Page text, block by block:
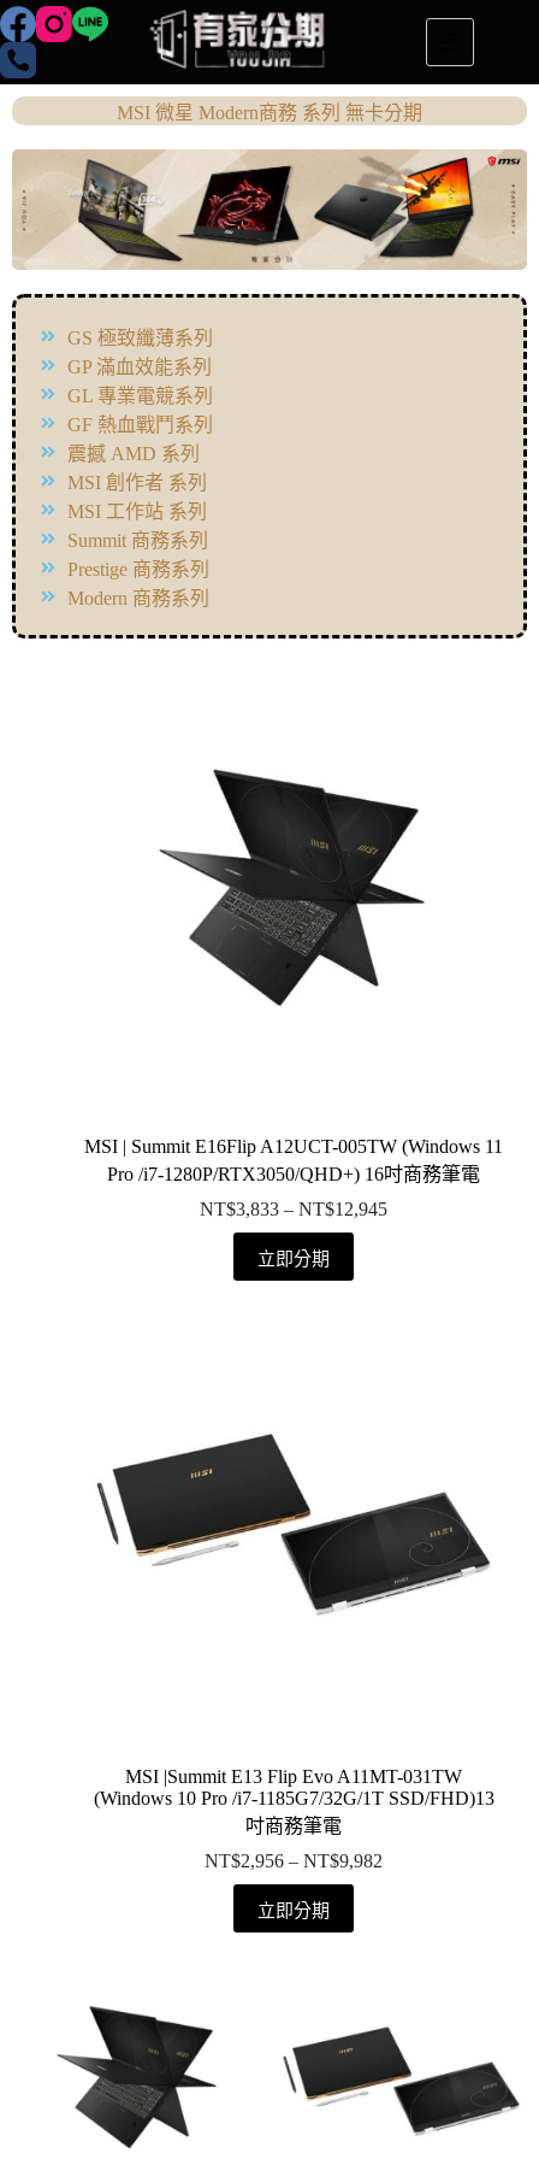
MSI 微星 Modern商務 系列 無卡分期
GS 極致纖薄系列
GP 滿血效能系列
GL 專業電競系列
GF 熱血戰鬥系列
震撼 AMD 系列
MSI 創作者 系列
MSI 工作站 系列
Summit 商務系列
Prestige 商務系列
Modern 商務系列
MSI | Summit E16Flip A12UCT-005TW (Windows 11
Pro /i7-1280P/RTX3050/QHD+) 16吋商務筆電
NT$3,833 – NT$12,945
立即分期
MSI |Summit E13 Flip Evo A11MT-031TW
(Windows 10 Pro /i7-1185G7/32G/1T SSD/FHD)13
吋商務筆電
NT$2,956 – NT$9,982
立即分期